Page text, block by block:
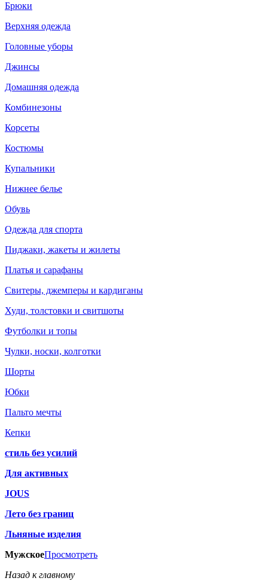
Брюки
Верхняя одежда
Головные уборы
Джинсы
Домашняя одежда
Комбинезоны
Корсеты
Костюмы
Купальники
Нижнее белье
Обувь
Одежда для спорта
Пиджаки, жакеты и жилеты
Платья и сарафаны
Свитеры, джемперы и кардиганы
Худи, толстовки и свитшоты
Футболки и топы
Чулки, носки, колготки
Шорты
Юбки
Пальто мечты
Кепки
стиль без усилий
Для активных
JOUS
Лето без границ
Льняные изделия
МужскоеПросмотреть
Назад к главному